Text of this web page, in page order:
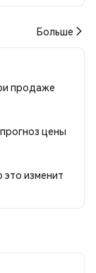
Больше
продаже
цены
это изменит